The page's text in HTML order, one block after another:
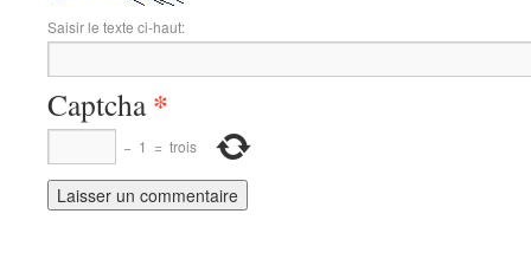
Saisir le texte ci-haut:
Captcha*
− 1 = trois